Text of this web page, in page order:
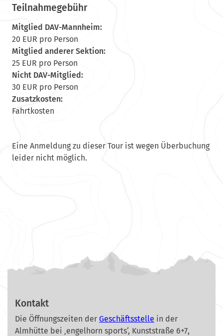
Teilnahmegebühr
Mitglied DAV-Mannheim:
20 EUR pro Person
Mitglied anderer Sektion:
25 EUR pro Person
Nicht DAV-Mitglied:
30 EUR pro Person
Zusatzkosten:
Fahrtkosten
Eine Anmeldung zu dieser Tour ist wegen Überbuchung
leider nicht möglich.
Kontakt
Die Öffnungszeiten der Geschäftsstelle in der
Almhütte bei ‚engelhorn sports‘, Kunststraße 6+7,